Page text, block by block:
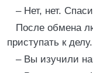
– Нет, нет.
После обмена
приступать к делу.
– Вы изучили